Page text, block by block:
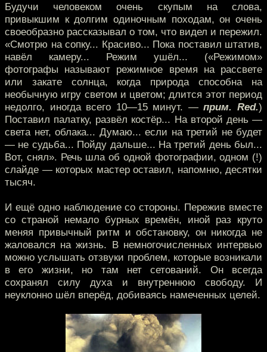
Будучи человеком очень скупым на слова,
привыкшим к долгим одиночным походам, он очень
своеобразно рассказывал о том, что видел и пережил.
«Смотрю на сопку... Красиво... Пока поставил штатив,
навёл камеру... Режим ушёл... («Режимом»
фотографы называют режимное время на рассвете
или закате солнца, когда природа способна на
необычную игру светом и цветом; длится этот период
недолго, иногда всего 10—15 минут. —прим. Red.)
Поставил палатку, развёл костёр... На второй день —
света нет, облака... Думаю... если на третий не будет
— не судьба... Пойду дальше... На третий день был...
Вот, снял». Речь шла об одной фотографии, одном (!)
слайде — которых мастер оставил, напомню, десятки
тысяч.
И ещё одно наблюдение со стороны. Пережив вместе
со страной немало бурных времён, иной раз круто
меняя привычный ритм и обстановку, он никогда не
жаловался на жизнь. В немногочисленных интервью
можно услышать отзвуки проблем, которые возникали
в его жизни, но там нет сетований. Он всегда
сохранял силу духа и внутреннюю свободу. И
неуклонно шёл вперёд, добиваясь намеченных целей.